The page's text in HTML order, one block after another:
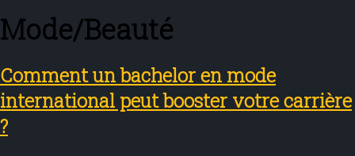
Mode/Beauté
Comment un bachelor en mode
international peut booster votre carrière
?